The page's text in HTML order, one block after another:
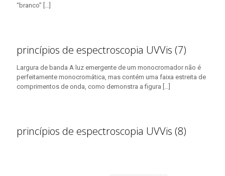
“branco” […]
princípios de espectroscopia UVVis (7)
Largura de banda A luz emergente de um monocromador não é
perfeitamente monocromática, mas contém uma faixa estreita de
comprimentos de onda, como demonstra a figura […]
princípios de espectroscopia UVVis (8)